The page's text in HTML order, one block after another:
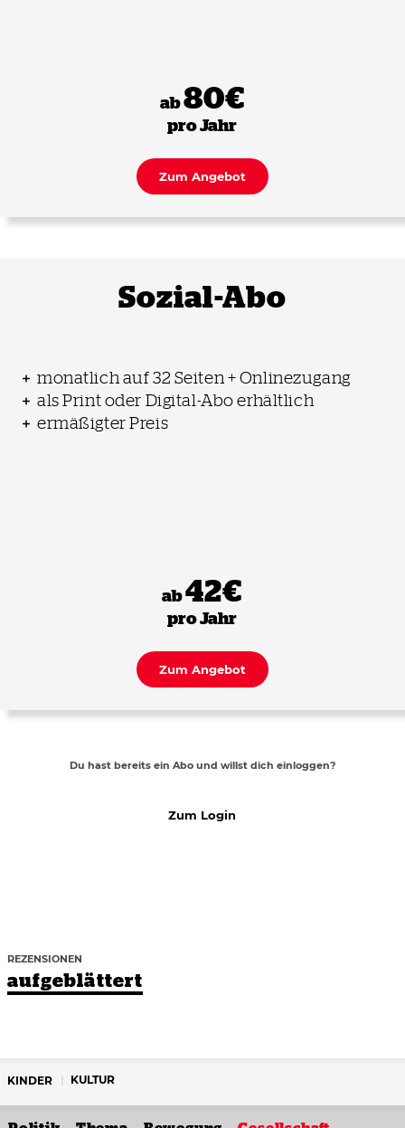
ab80€
pro Jahr
Zum Angebot
Sozial-Abo
monatlich auf 32 Seiten + Onlinezugang
als Print oder Digital-Abo erhältlich
ermäßigter Preis
ab42€
pro Jahr
Zum Angebot
Du hast bereits ein Abo und willst dich einloggen?
Zum Login
REZENSIONEN
aufgeblättert
KINDER KULTUR